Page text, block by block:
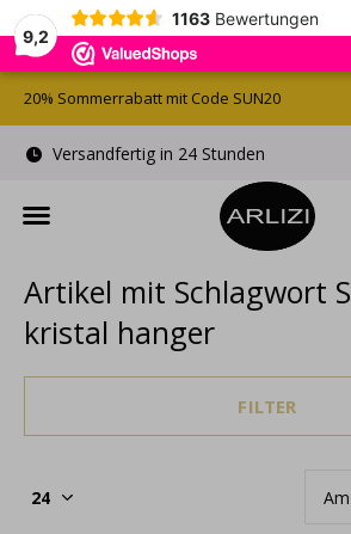
9,2
1163 Bewertungen
Versandfertig in 24 Stunden
20% Sommerrabatt mit Code SUN20
Artikel mit Schlagwort
kristal hanger
FILTER